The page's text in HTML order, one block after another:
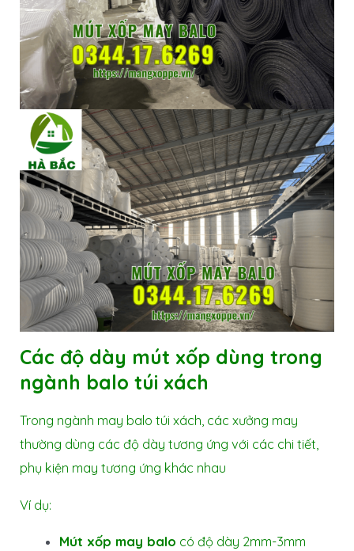
Các độ dày mút xốp dùng trong
ngành balo túi xách
Trong ngành may balo túi xách, các xưởng may
thường dùng các độ dày tương ứng với các chi tiết,
phụ kiện may tương ứng khác nhau
Ví dụ:
Mút xốp may balo có độ dày 2mm-3mm